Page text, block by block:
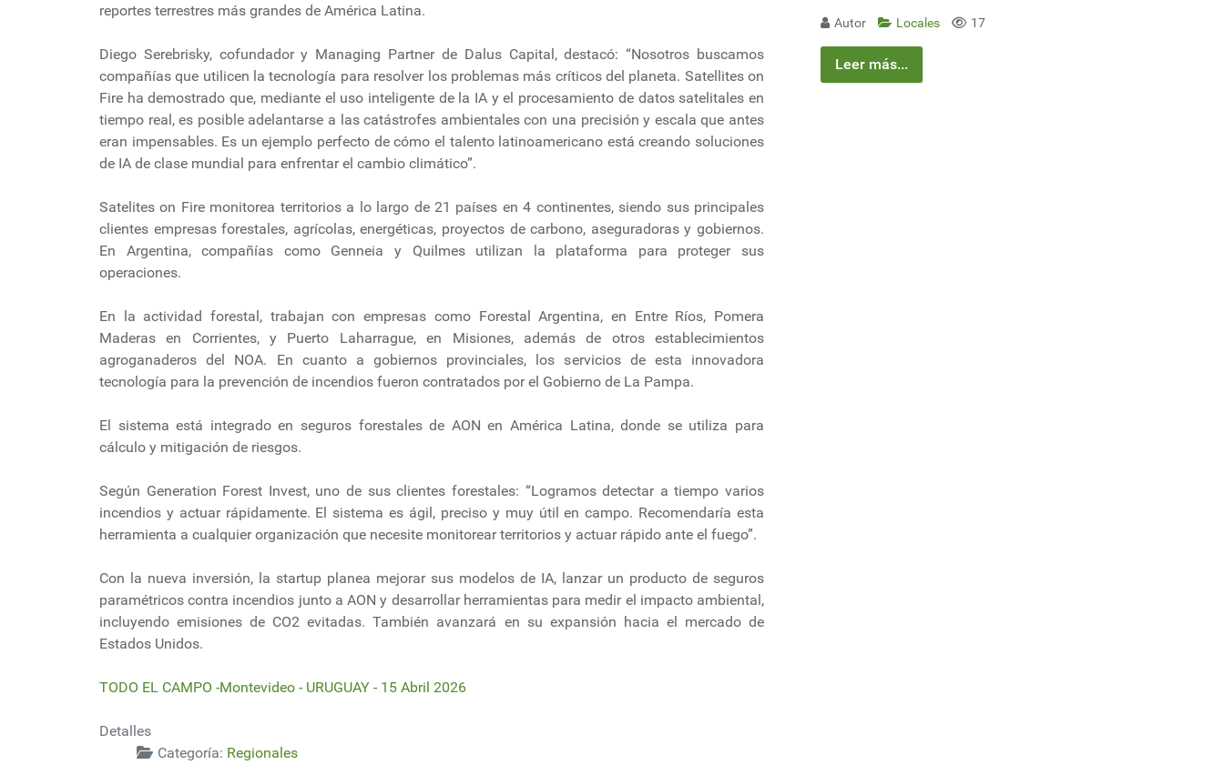
reportes terrestres más grandes de América Latina.
Diego Serebrisky, cofundador y Managing Partner de Dalus Capital, destacó: “Nosotros buscamos
compañías que utilicen la tecnología para resolver los problemas más críticos del planeta. Satellites on
Fire ha demostrado que, mediante el uso inteligente de la IA y el procesamiento de datos satelitales en
tiempo real, es posible adelantarse a las catástrofes ambientales con una precisión y escala que antes
eran impensables. Es un ejemplo perfecto de cómo el talento latinoamericano está creando soluciones
de IA de clase mundial para enfrentar el cambio climático”.
Satelites on Fire monitorea territorios a lo largo de 21 países en 4 continentes, siendo sus principales
clientes empresas forestales, agrícolas, energéticas, proyectos de carbono, aseguradoras y gobiernos.
En Argentina, compañías como Genneia y Quilmes utilizan la plataforma para proteger sus
operaciones.
En la actividad forestal, trabajan con empresas como Forestal Argentina, en Entre Ríos, Pomera
Maderas en Corrientes, y Puerto Laharrague, en Misiones, además de otros establecimientos
agroganaderos del NOA. En cuanto a gobiernos provinciales, los servicios de esta innovadora
tecnología para la prevención de incendios fueron contratados por el Gobierno de La Pampa.
El sistema está integrado en seguros forestales de AON en América Latina, donde se utiliza para
cálculo y mitigación de riesgos.
Según Generation Forest Invest, uno de sus clientes forestales: “Logramos detectar a tiempo varios
incendios y actuar rápidamente. El sistema es ágil, preciso y muy útil en campo. Recomendaría esta
herramienta a cualquier organización que necesite monitorear territorios y actuar rápido ante el fuego”.
Con la nueva inversión, la startup planea mejorar sus modelos de IA, lanzar un producto de seguros
paramétricos contra incendios junto a AON y desarrollar herramientas para medir el impacto ambiental,
incluyendo emisiones de CO2 evitadas. También avanzará en su expansión hacia el mercado de
Estados Unidos.
TODO EL CAMPO -Montevideo - URUGUAY - 15 Abril 2026
Detalles
Categoría: Regionales
Autor Locales 17
Leer más...